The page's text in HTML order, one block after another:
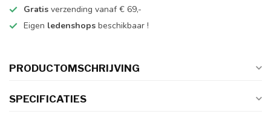
Gratis verzending vanaf € 69,-
Eigen ledenshops beschikbaar !
PRODUCTOMSCHRIJVING
SPECIFICATIES